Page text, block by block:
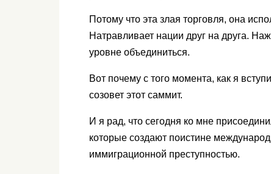
Потому что эта злая торговля, она
Натравливает нации друг на друга.
уровне объединиться.
Вот почему с того момента, как я
созовет этот саммит.
И я рад, что сегодня ко мне
которые создают поистине
иммиграционной преступностью.